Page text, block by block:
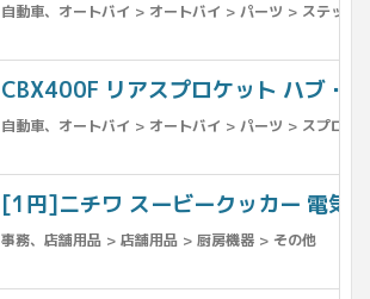
自動車、オートバイ > オートバイ > パーツ > ステップ
CBX400F リアスプロケット ハブ
自動車、オートバイ > オートバイ > パーツ > スプロケ
[1円]ニチワ スービークッカー 電気
事務、店舗用品 > 店舗用品 > 厨房機器 > その他